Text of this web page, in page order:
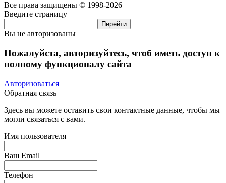
Все права защищены © 1998-2026
Введите страницу
Вы не авторизованы
Пожалуйста, авторизуйтесь, чтоб иметь доступ к
полному функционалу сайта
Авторизоваться
Обратная связь
Здесь вы можете оставить свои контактные данные, чтобы мы
могли связаться с вами.
Имя пользователя
Ваш Email
Телефон